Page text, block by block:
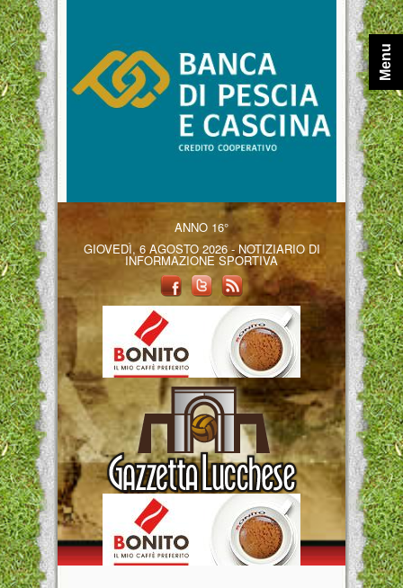
ANNO 16°
GIOVEDÌ, 6 AGOSTO 2026 - NOTIZIARIO DI
INFORMAZIONE SPORTIVA
Menu